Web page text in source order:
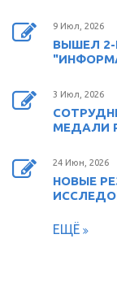
9 Июл, 2026
ВЫШЕЛ
3 Июл, 2026
МЕДАЛИ
24 Июн, 2026
НОВЫЕ
ЕЩЁ